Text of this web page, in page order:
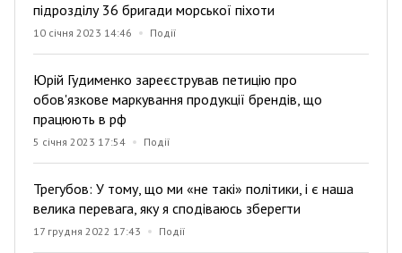
підрозділу 36 бригади морської піхоти
10 січня 2023 14:46 Події
Юрій Гудименко зареєстрував петицію про
обов'язкове маркування продукції брендів, що
працюють в рф
5 січня 2023 17:54 Події
Трегубов: У тому, що ми «не такі» політики, і є наша
велика перевага, яку я сподіваюсь зберегти
17 грудня 2022 17:43 Події